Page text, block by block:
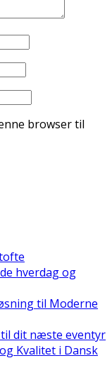
browser til
hverdag og
til Moderne
til dit næste eventyr
Kvalitet i Dansk